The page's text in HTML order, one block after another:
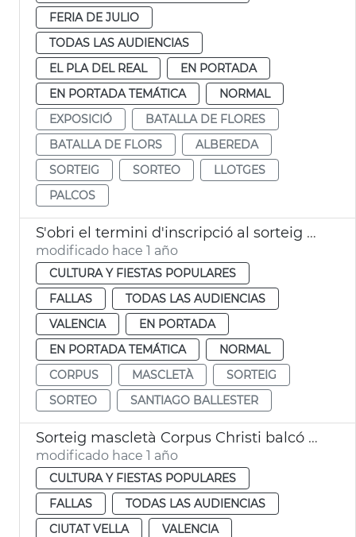
FERIA DE JULIO
TODAS LAS AUDIENCIAS
EL PLA DEL REAL
EN PORTADA
EN PORTADA TEMÁTICA
NORMAL
EXPOSICIÓ
BATALLA DE FLORES
BATALLA DE FLORS
ALBEREDA
SORTEIG
SORTEO
LLOTGES
PALCOS
S'obri el termini d'inscripció al sorteig de la mascletà del Corpus de València
modificado hace 1 año
CULTURA Y FIESTAS POPULARES
FALLAS
TODAS LAS AUDIENCIAS
VALENCIA
EN PORTADA
EN PORTADA TEMÁTICA
NORMAL
CORPUS
MASCLETÀ
SORTEIG
SORTEO
SANTIAGO BALLESTER
Sorteig mascletà Corpus Christi balcó Ajuntament de València
modificado hace 1 año
CULTURA Y FIESTAS POPULARES
FALLAS
TODAS LAS AUDIENCIAS
CIUTAT VELLA
VALENCIA